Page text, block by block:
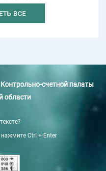
все
счетной палаты
области
Ctrl + Enter